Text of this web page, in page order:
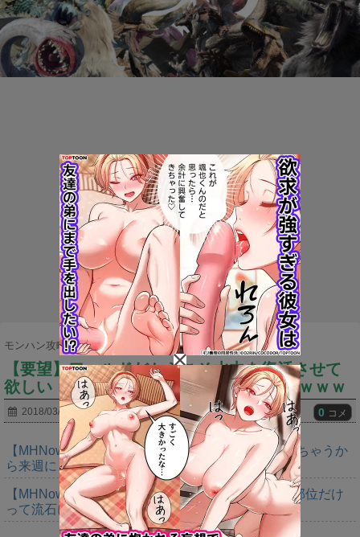
モンハン攻略まとめ隊 > ネタ・雑談 >
【要望】ワールドだからこそ水中を復活させて
欲しい ⇒水中とかいうストレスの塊ｗｗｗｗｗ
2018/03/21 2018/03/21 0 コメ
【MHNow】トラッカーとか今週増量なんか。溢れちゃうか
ら来週にして欲しいわ何狩れいうねん
【MHNow】150回は錬成してダブルインパクト２部位だけ
って流石に泣けてくる